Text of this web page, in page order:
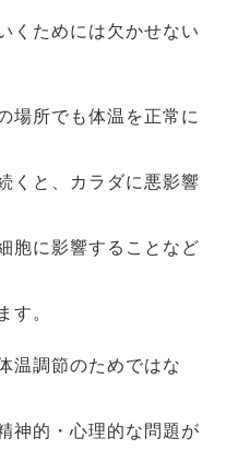
くためには欠かせない
場所でも体温を正常に
くと、カラダに悪影響
胞に影響することなど
す。
温調節のためではな
神的・心理的な問題が